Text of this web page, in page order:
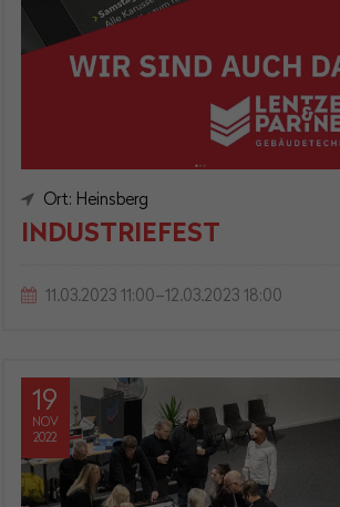
Ort: Heinsberg
INDUSTRIEFEST
11.03.2023 11:00–12.03.2023 18:00
19
NOV
2022